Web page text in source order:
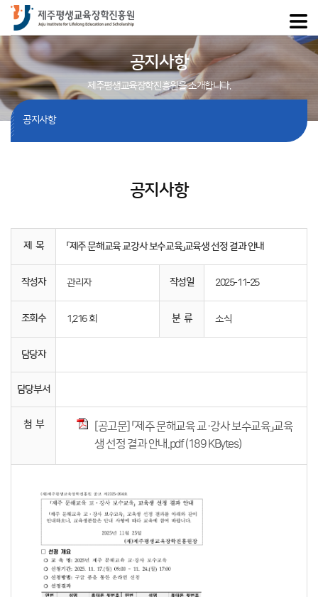
공지사항
제주평생교육장학진흥원을 소개합니다.
공지사항
공지사항
제 목 「제주 문해교육 교강사 보수교육」교육생 선정 결과 안내
작성자 관리자 작성일 2025-11-25
조회수 1,216 회 분 류 소식
담당자
담당부서
첨 부
[공고문] 「제주 문해교육 교·강사 보수교육」교육
생 선정 결과 안내.pdf (189 KBytes)